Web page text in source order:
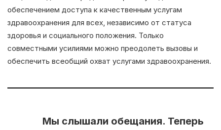
обеспечением доступа к качественным услугам
здравоохранения для всех, независимо от статуса
здоровья и социального положения. Только
совместными усилиями можно преодолеть вызовы и
обеспечить всеобщий охват услугами здравоохранения.
Мы слышали обещания. Теперь